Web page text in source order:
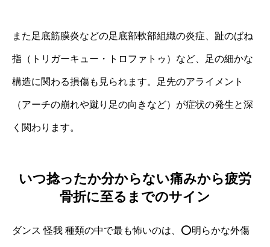
また足底筋膜炎などの足底部軟部組織の炎症、趾のばね
指（トリガーキュー・トロファトゥ）など、足の細かな
構造に関わる損傷も見られます。足先のアライメント
（アーチの崩れや蹴り足の向きなど）が症状の発生と深
く関わります。
いつ捻ったか分からない痛みから疲労
骨折に至るまでのサイン
ダンス 怪我 種類の中で最も怖いのは、⭕明らかな外傷